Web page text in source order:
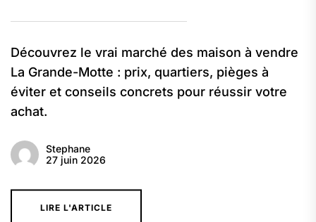
Découvrez le vrai marché des maison à vendre
La Grande-Motte : prix, quartiers, pièges à
éviter et conseils concrets pour réussir votre
achat.
Stephane
27 juin 2026
LIRE L'ARTICLE